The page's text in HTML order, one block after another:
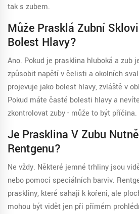
tak s zubem.
Může Prasklá Zubní
Bolest Hlavy?
Ano. Pokud je prasklina hluboká a zub
způsobit napětí v čelisti a okolních
projevuje jako bolest hlavy, zvláště v
Pokud máte časté bolesti hlavy a
zkontrolovat zuby - může to být příčina.
Je Prasklina V Zubu
Rentgenu?
Ne vždy. Některé jemné trhliny jsou
nebo pomocí speciálních barviv.
praskliny, které sahají k kořeni, ale
mohou být vidět jen při přímém